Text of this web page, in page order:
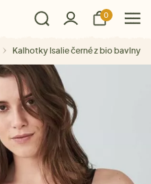
0
Kalhotky Isalie černé z bio bavlny